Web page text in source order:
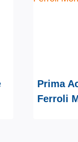
Prima
Ferroli